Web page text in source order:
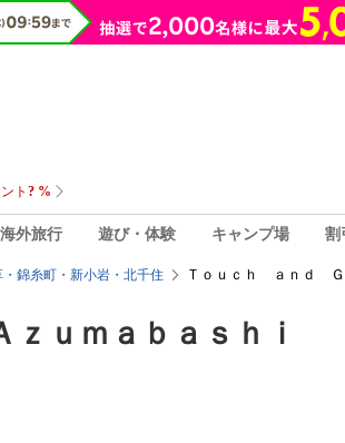
海外旅行 遊び・体験 キャンプ場 割
錦糸町・新小岩・北千住 Ｔｏｕｃｈ ａｎｄ Ｇ
ｕｍａｂａｓｈｉ